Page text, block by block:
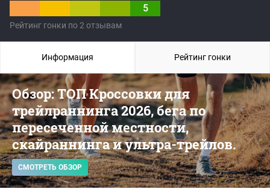
5
Рейтинг гонки по 2 отзывам
Обзор: ТОП Кроссовки для
трейлраннинга 2026, бега по
пересеченной местности,
скайраннинга и ультра-трейлов.
СМОТРЕТЬ ОБЗОР
Информация Рейтинг гонки